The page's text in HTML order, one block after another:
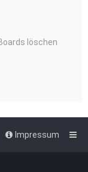
löschen
Impressum